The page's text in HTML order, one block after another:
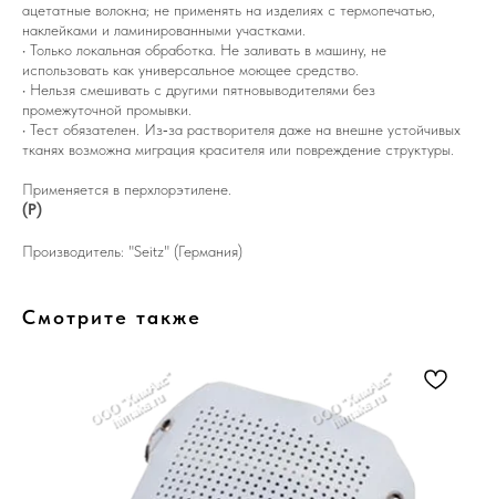
ацетатные волокна; не применять на изделиях с термопечатью,
наклейками и ламинированными участками.
• Только локальная обработка. Не заливать в машину, не
использовать как универсальное моющее средство.
• Нельзя смешивать с другими пятновыводителями без
промежуточной промывки.
• Тест обязателен. Из‑за растворителя даже на внешне устойчивых
тканях возможна миграция красителя или повреждение структуры.
Применяется в перхлорэтилене.
(Р)
Производитель: "Seitz" (Германия)
Смотрите также